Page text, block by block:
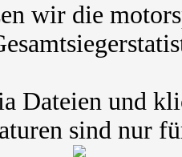
wir die
Dateien und
sind nur